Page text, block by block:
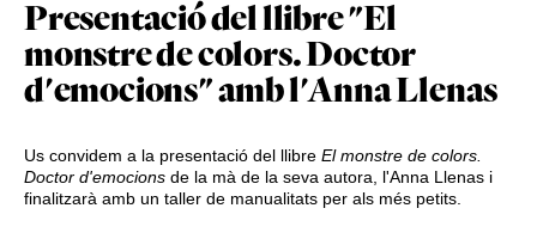
Presentació del llibre "El
monstre de colors. Doctor
d'emocions" amb l'Anna Llenas
Us convidem a la presentació del llibre El monstre de colors.
Doctor d'emocions de la mà de la seva autora, l'Anna Llenas i
finalitzarà amb un taller de manualitats per als més petits.